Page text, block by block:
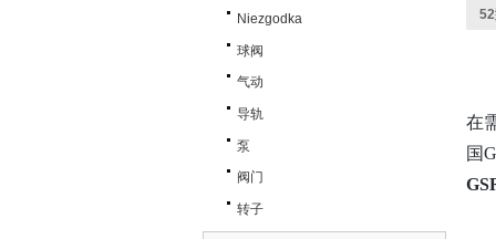
Niezgodka
球阀
气动
导轨
泵
阀门
转子
在
国